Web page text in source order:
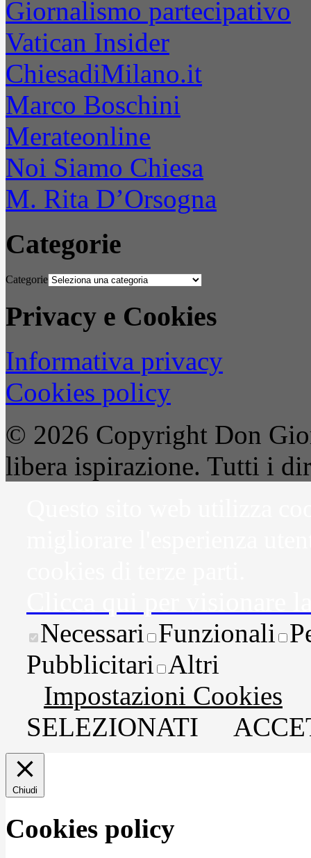
Giornalismo partecipativo
Vatican Insider
ChiesadiMilano.it
Marco Boschini
Merateonline
Noi Siamo Chiesa
M. Rita D’Orsogna
Categorie
Categorie
Privacy e Cookies
Informativa privacy
Cookies policy
© 2026 Copyright Don
libera ispirazione. Tutti i
Necessari Funzionali
Pubblicitari Altri
Impostazioni Cookies
SELEZIONATI
Chiudi
Cookies policy